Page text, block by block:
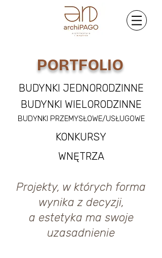
PORTFOLIO
BUDYNKI JEDNORODZINNE
BUDYNKI WIELORODZINNE
BUDYNKI PRZEMYSŁOWE/USŁUGOWE
KONKURSY
WNĘTRZA
Projekty, w których forma
wynika z decyzji,
a estetyka ma swoje
uzasadnienie